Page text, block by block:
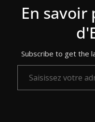
En savoir
Subscribe to get the
Saisissez votre adresse e-mail…